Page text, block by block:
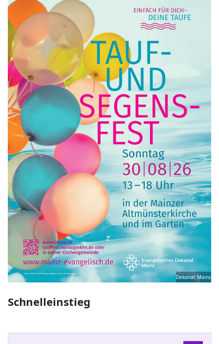
Dekanat Mainz
Schnelleinstieg